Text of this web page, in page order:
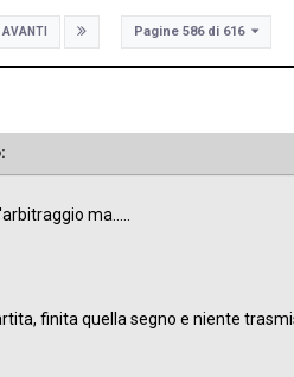
AVANTI Pagine 586 di 616
ma.....
finita quella segno e niente